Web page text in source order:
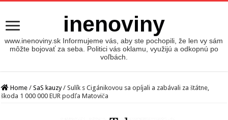
inenoviny
www.inenoviny.sk Informujeme vás, aby ste pochopili, že len vy sám
môžte bojovať za seba. Politici vás oklamu, využijú a odkopnú po
voľbách.
Home / SaS kauzy / Sulík s Cigánikovou sa opíjali a zabávali za štátne,
škoda 1 000 000 EUR podľa Matoviča